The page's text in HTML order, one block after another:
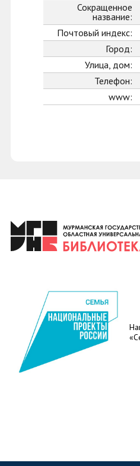
Сокращенное
название:
Почтовый индекс:
Город:
Улица, дом:
Телефон:
www: